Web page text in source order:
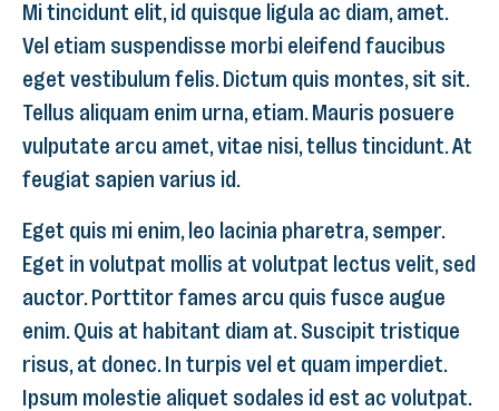
Mi tincidunt elit, id quisque ligula ac diam, amet.
Vel etiam suspendisse morbi eleifend faucibus
eget vestibulum felis. Dictum quis montes, sit sit.
Tellus aliquam enim urna, etiam. Mauris posuere
vulputate arcu amet, vitae nisi, tellus tincidunt. At
feugiat sapien varius id.
Eget quis mi enim, leo lacinia pharetra, semper.
Eget in volutpat mollis at volutpat lectus velit, sed
auctor. Porttitor fames arcu quis fusce augue
enim. Quis at habitant diam at. Suscipit tristique
risus, at donec. In turpis vel et quam imperdiet.
Ipsum molestie aliquet sodales id est ac volutpat.